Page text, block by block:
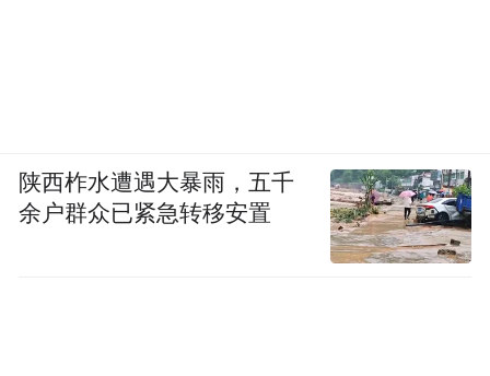
陕西柞水遭遇大暴雨，五千
余户群众已紧急转移安置